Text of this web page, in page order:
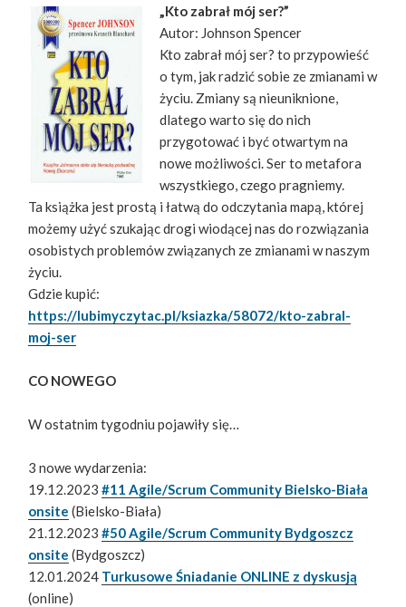
„Kto zabrał mój ser?”
Autor: Johnson Spencer
Kto zabrał mój ser? to przypowieść
o tym, jak radzić sobie ze zmianami w
życiu. Zmiany są nieuniknione,
dlatego warto się do nich
przygotować i być otwartym na
nowe możliwości. Ser to metafora
wszystkiego, czego pragniemy.
Ta książka jest prostą i łatwą do odczytania mapą, której
możemy użyć szukając drogi wiodącej nas do rozwiązania
osobistych problemów związanych ze zmianami w naszym
życiu.
Gdzie kupić:
https://lubimyczytac.pl/ksiazka/58072/kto-zabral-
moj-ser
CO NOWEGO
W ostatnim tygodniu pojawiły się…
3 nowe wydarzenia:
19.12.2023#11 Agile/Scrum Community Bielsko-Biała
onsite (Bielsko-Biała)
21.12.2023#50 Agile/Scrum Community Bydgoszcz
onsite (Bydgoszcz)
12.01.2024 Turkusowe Śniadanie ONLINE z dyskusją
(online)